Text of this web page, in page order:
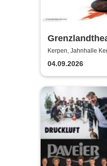
Morden durch
Ernährung
Kerpen, Jahnhalle
04.09.2026